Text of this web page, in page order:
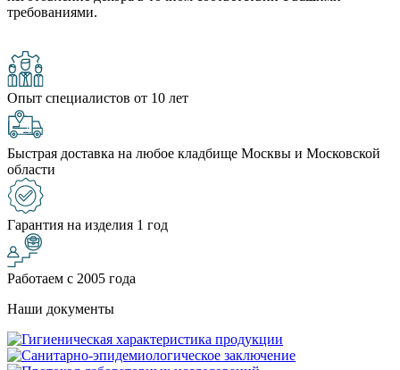
требованиями.
Опыт специалистов от 10 лет
Быстрая доставка на любое кладбище Москвы и Московской
области
Гарантия на изделия 1 год
Работаем с 2005 года
Наши документы